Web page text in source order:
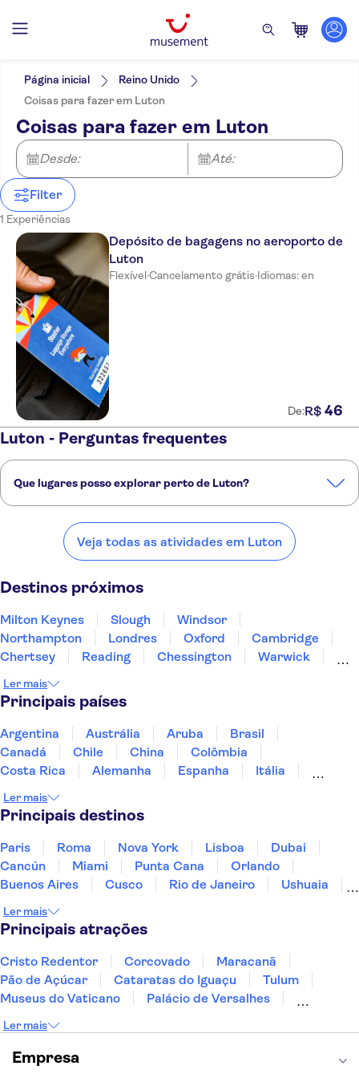
Filtros
R$ Máx.
Opções de ingressos
Cancelamento gratuito
Confirmação instantânea
Categorias
Extras
Inglês
Página inicial
Reino Unido
Coisas para fazer em Luton
Coisas para fazer em Luton
Desde: Até:
Filter
1 Experiências
Depósito de bagagens no aeroporto de
Luton
Flexível·Cancelamento grátis·Idiomas: en
De:R$ 46
Luton - Perguntas frequentes
Que lugares posso explorar perto de Luton?
Milton Keynes Slough Londres
Veja todas as atividades em Luton
Destinos próximos
Milton Keynes Slough
Windsor
Northampton
Londres Oxford
Cambridge
Chertsey
Reading Chessington
Warwick
Winchester
Ler mais
Principais países
Argentina Austrália Aruba
Brasil
Canadá
Chile China
Colômbia
Costa Rica
Alemanha Espanha
Itália
Panamá
Peru
Ler mais
Principais destinos
Paris Roma Nova York Lisboa
Dubai
Cancún
Miami Punta Cana
Orlando
Buenos Aires
Cusco Rio de Janeiro
Ushuaia
Fernando de Noronha
Ler mais
Principais atrações
Cristo Redentor Corcovado
Maracanã
Pão de Açúcar
Cataratas do Iguaçu
Tulum
Museus do Vaticano
Palácio de Versalhes
Museu do Louvre
Sagrada Família
Estátua da Liberdade
Ler mais
Empresa